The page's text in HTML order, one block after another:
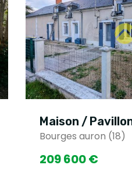
Maison /
Bourges auron (18)
286 200 €